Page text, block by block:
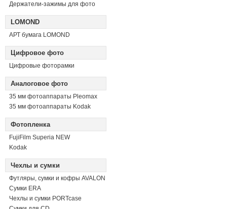
Держатели-зажимы для фото
LOMOND
АРТ бумага LOMOND
Цифровое фото
Цифровые фоторамки
Аналоговое фото
35 мм фотоаппараты Pleomax
35 мм фотоаппараты Kodak
Фотопленка
FujiFilm Superia NEW
Kodak
Чехлы и сумки
Футляры, сумки и кофры AVALON
Сумки ERA
Чехлы и сумки PORTcase